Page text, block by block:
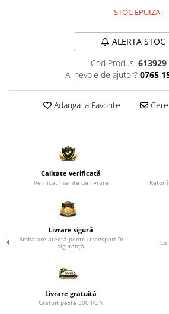
Comode si Bufete
Biblioteci si Rafturi
Rafturi de perete
Mobilier bar
Carucior de servire
Paravane de camera
STOC EPUIZAT
ALERTA STOC
Cod Produs: 613929
Ai nevoie de ajutor? 0765
Adauga la Favorite Cere
Calitate verificată
Verificat înainte de livrare Retur
Livrare sigură
Ambalare atentă pentru transport în
siguranță
Livrare gratuită
Gratuit peste 300 RON